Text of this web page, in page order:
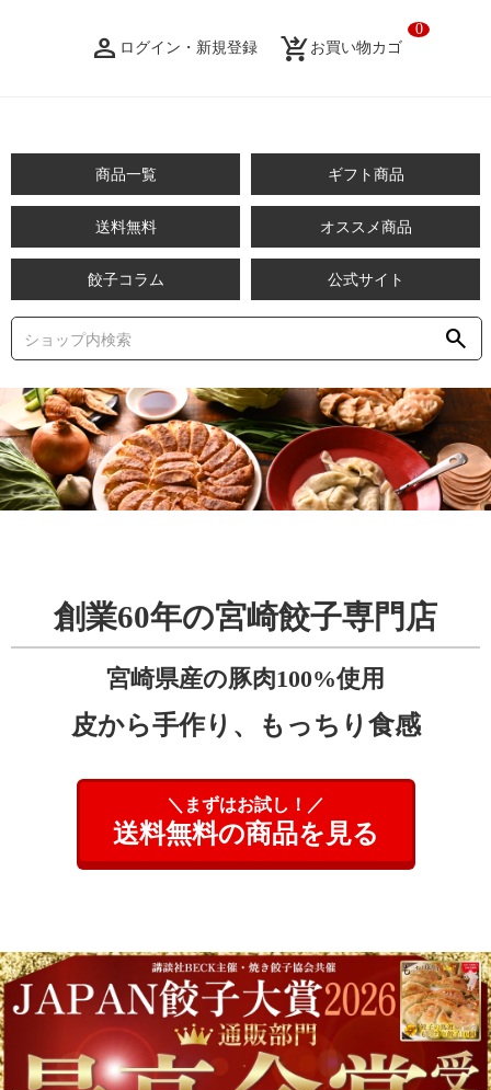
person_filled ログイン・新規登録 shopping_cart_checkout お買い物カゴ
0
商品一覧 ギフト商品
送料無料 オススメ商品
餃子コラム 公式サイト
search
創業60年の宮崎餃子専門店
宮崎県産の豚肉100%使用
皮から手作り、もっちり食感
＼まずはお試し！／
送料無料の商品を見る